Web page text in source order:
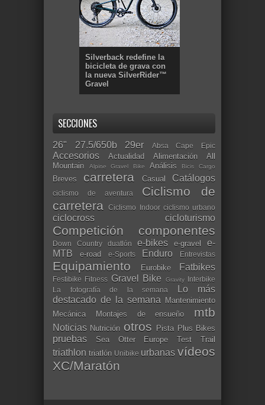
Silverback redefine la
bicicleta de grava con
la nueva SilverRider™
Gravel
SECCIONES
26" 27.5/650b 29er Absa Cape Epic
Accesorios Actualidad Alimentación
All
Mountain
Alpine Gravel Bike Análisis Bicis Cargo
Breves carretera Casual Catálogos
ciclismo de aventura
Ciclismo de
carretera
Ciclismo Indoor ciclismo urbano
ciclocross cicloturismo
Competición componentes
Down Country duatlón e-bikes e-gravel
e-
MTB
e-road e-Sports Enduro Entrevistas
Equipamiento Eurobike Fatbikes
Festibike Fitness Gravel Bike Gravity Interbike
La fotografía de la semana
Lo más
destacado de la semana
Mantenimiento
Mecánica
Montajes de ensueño mtb
Noticias Nutrición otros Pista Plus Bikes
pruebas Sea Otter Europe Test Trail
triathlon triatlón Unibike urbanas vídeos
XC/Maratón